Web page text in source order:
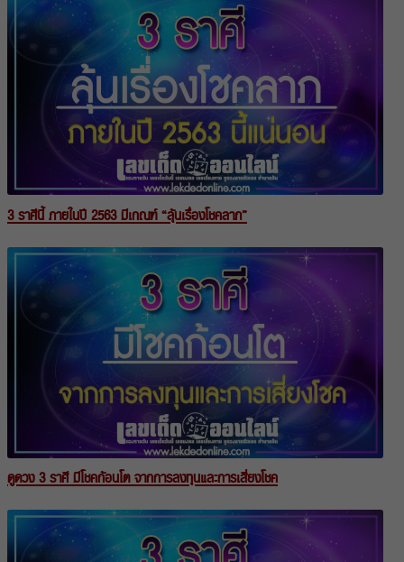
3 ราศีนี้ ภายในปี 2563 มีเกณฑ์ “ลุ้นเรื่องโชคลาภ”
ดูดวง 3 ราศี มีโชคก้อนโต จากการลงทุนและการเสี่ยงโชค